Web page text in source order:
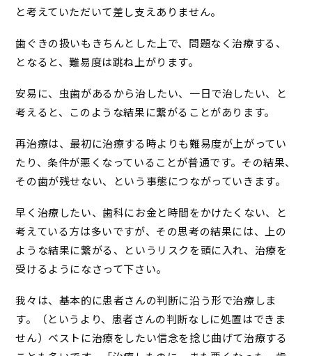
と考えていただいて差し支えありません。
歯ぐきの扱いもきちんとした上で、問題なく治療する、
となると、難易度は跳ね上がります。
安易に、虫歯があるから治したい、一日で治したい、と
考えると、このような結果に繋がることがあります。
再治療は、最初に治療する時よりも難易度が上がってい
たり、条件が悪くなっていることが普通です。その結果、
その歯が残せない、という事態につながっていきます。
早く治療したい、歯科にお金と時間をかけたくない、と
考えている方は多いですが、その思考の結果には、上の
ような結果に繋がる、というリスクを頭に入れ、治療を
受けるようになさって下さい。
我々は、基本的に患者さんの判断に沿う形で治療しま
す。（というより、患者さんの判断なしに処置はできま
せん）ベストに治療をしたい信念を捻じ曲げて治療する